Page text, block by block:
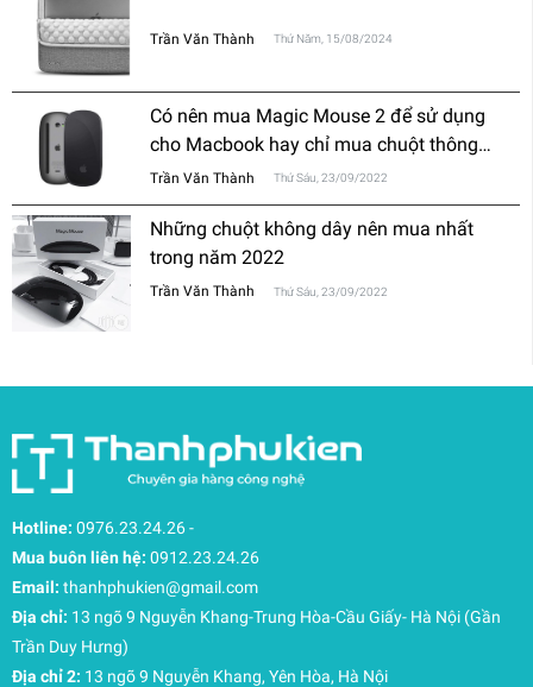
Trần Văn Thành Thứ Năm, 15/08/2024
Có nên mua Magic Mouse 2 để sử dụng
cho Macbook hay chỉ mua chuột thông
thường?
Trần Văn Thành Thứ Sáu, 23/09/2022
Những chuột không dây nên mua nhất
trong năm 2022
Trần Văn Thành Thứ Sáu, 23/09/2022
Hotline: 0976.23.24.26-
Mua buôn liên hệ: 0912.23.24.26
Email: thanhphukien@gmail.com
Địa chỉ: 13 ngõ 9 Nguyễn Khang-Trung Hòa-Cầu Giấy- Hà Nội (Gần
Trần Duy Hưng)
Địa chỉ 2: 13 ngõ 9 Nguyễn Khang, Yên Hòa, Hà Nội